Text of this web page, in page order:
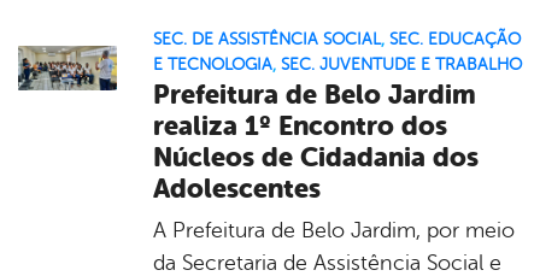
SEC. DE ASSISTÊNCIA SOCIAL, SEC. EDUCAÇÃO
E TECNOLOGIA, SEC. JUVENTUDE E TRABALHO
Prefeitura de Belo Jardim
realiza 1º Encontro dos
Núcleos de Cidadania dos
Adolescentes
A Prefeitura de Belo Jardim, por meio
da Secretaria de Assistência Social e